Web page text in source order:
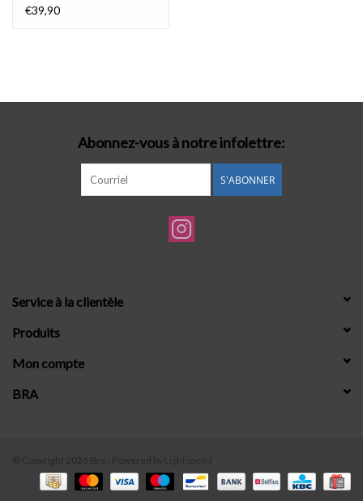
€39,90
Abonnez-vous à notre infolettre:
S'ABONNER
Service à la clientèle
Produits
Mon compte
BRA
© Copyright 2026 Bra - Powered by